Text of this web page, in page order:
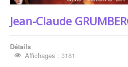
Compléments du livre
Actualités
Contactez-nous
Jean-Claude
Détails
Affichages : 3181